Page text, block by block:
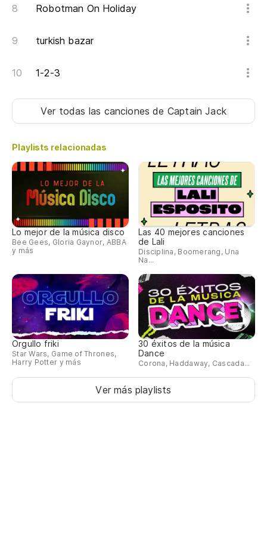
Robotman On Holiday
turkish bazar
1-2-3
Ver todas las cancionesde Captain Jack
Playlists relacionadas
Lo mejor de la música disco
Bee Gees, Gloria Gaynor, ABBA
y más
Las 40 mejores canciones
de Lali
Disciplina, Boomerang, Una
Na...
Orgullo friki
Star Wars, Game of Thrones,
Harry Potter y más
30 éxitos de la música
Dance
Corona, Haddaway, Cascada...
Ver más playlists